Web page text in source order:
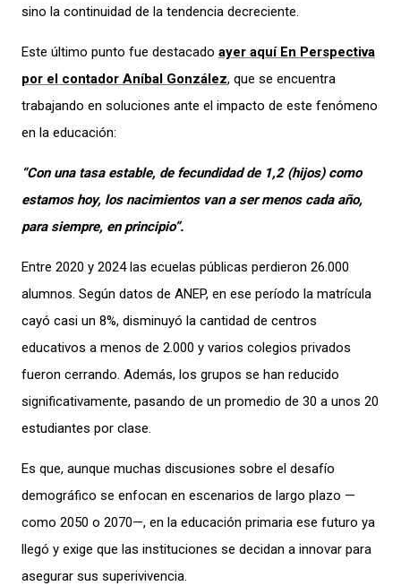
sino la continuidad de la tendencia decreciente.
Este último punto fue destacado ayer aquí En Perspectiva
por el contador Aníbal González, que se encuentra
trabajando en soluciones ante el impacto de este fenómeno
en la educación:
“Con una tasa estable, de fecundidad de 1,2 (hijos) como
estamos hoy, los nacimientos van a ser menos cada año,
para siempre, en principio”.
Entre 2020 y 2024 las ecuelas públicas perdieron 26.000
alumnos. Según datos de ANEP, en ese período la matrícula
cayó casi un 8%, disminuyó la cantidad de centros
educativos a menos de 2.000 y varios colegios privados
fueron cerrando. Además, los grupos se han reducido
significativamente, pasando de un promedio de 30 a unos 20
estudiantes por clase.
Es que, aunque muchas discusiones sobre el desafío
demográfico se enfocan en escenarios de largo plazo —
como 2050 o 2070—, en la educación primaria ese futuro ya
llegó y exige que las instituciones se decidan a innovar para
asegurar sus superivivencia.